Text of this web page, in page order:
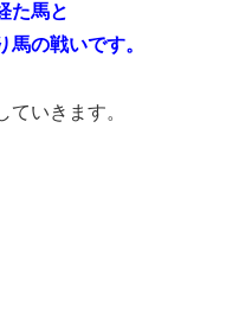
た馬と
の戦いです。
いきます。